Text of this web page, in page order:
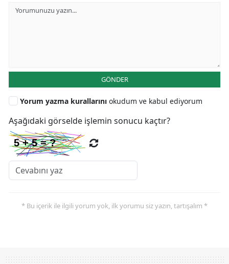
GÖNDER
Yorum yazma kurallarını okudum ve kabul ediyorum
Aşağıdaki görselde işlemin sonucu kaçtır?
* Bu içerik ile ilgili yorum yok, ilk yorumu siz yazın, tartışalım *